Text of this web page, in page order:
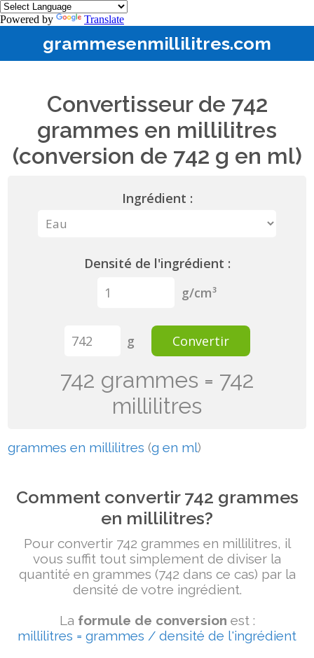
Powered by Translate
grammesenmillilitres.com
Convertisseur de 742
grammes en millilitres
(conversion de 742 g en ml)
Ingrédient :
Densité de l'ingrédient :
g/cm³
g Convertir
742 grammes = 742
millilitres
grammes en millilitres (g en ml)
Comment convertir 742 grammes
en millilitres?
Pour convertir 742 grammes en millilitres, il
vous suffit tout simplement de diviser la
quantité en grammes (742 dans ce cas) par la
densité de votre ingrédient.
La formule de conversion est :
millilitres = grammes / densité de l'ingrédient